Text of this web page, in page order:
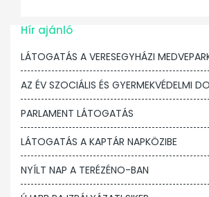
Hír ajánló
LÁTOGATÁS A VERESEGYHÁZI
AZ ÉV SZOCIÁLIS ÉS GYERMEKVÉDELMI
PARLAMENT LÁTOGATÁS
LÁTOGATÁS A KAPTÁR NAPKÖZIBE
NYÍLT NAP A TERÉZÉNO-BAN